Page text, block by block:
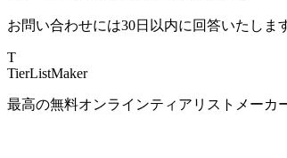
お問い合わせには30日以内に回答いたしま
T
TierListMaker
最高の無料オンラインティアリストメーカ